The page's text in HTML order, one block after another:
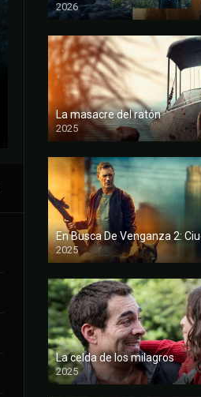
2026
FULL HD
La masacre del ratón
2025
FULL HD
En Busca De Venganza 2:
2025
FULL HD
La celda de los milagros
2025
FULL HD